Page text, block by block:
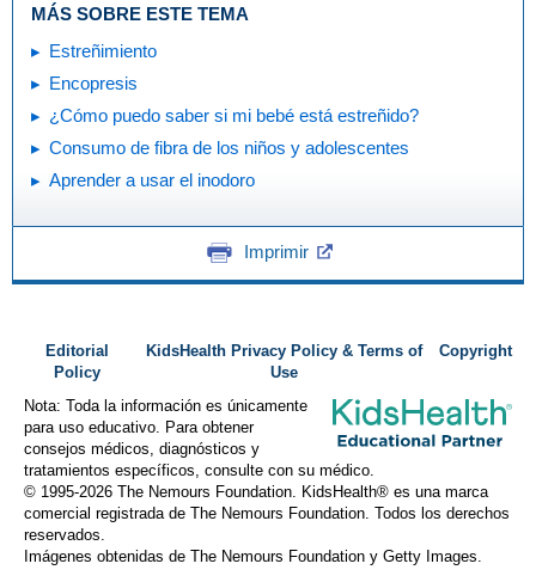
MÁS SOBRE ESTE TEMA
Estreñimiento
Encopresis
¿Cómo puedo saber si mi bebé está estreñido?
Consumo de fibra de los niños y adolescentes
Aprender a usar el inodoro
Imprimir
Editorial
Policy
KidsHealth Privacy Policy & Terms of
Use
Copyright
Nota: Toda la información es únicamente
para uso educativo. Para obtener
consejos médicos, diagnósticos y
tratamientos específicos, consulte con su médico.
© 1995-2026 The Nemours Foundation. KidsHealth® es una marca
comercial registrada de The Nemours Foundation. Todos los derechos
reservados.
Imágenes obtenidas de The Nemours Foundation y Getty Images.